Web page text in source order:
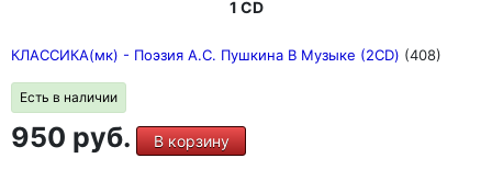
1 CD
КЛАССИКА(мк) - Поэзия А.С. Пушкина В Музыке (2CD) (408)
Есть в наличии
950 руб. В корзину